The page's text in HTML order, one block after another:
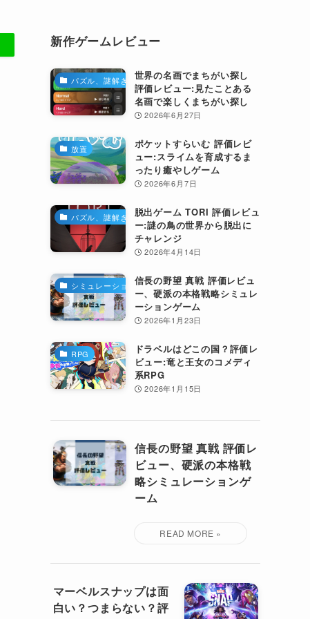
新作ゲームレビュー
パズル、謎解き
世界の名画でまちがい探し
評価レビュー:見たことある
名画で楽しくまちがい探し
2026年6月27日
放置
ポケットすらいむ 評価レビ
ュー:スライムを育成するま
ったり癒やしゲーム
2026年6月7日
パズル、謎解き
脱出ゲーム TORI 評価レビュ
ー:謎の鳥の世界から脱出に
チャレンジ
2026年4月14日
シミュレーション信長の野望 真戦 評価レビュ
ー、硬派の本格戦略シミュレ
ーションゲーム
2026年1月23日
RPG
ドラベルはどこの国？評価レ
ビュー:竜と王女のコメディ
系RPG
2026年1月15日
信長の野望 真戦 評価レ
ビュー、硬派の本格戦
略シミュレーションゲ
ーム
マーベルスナップは面
白い？つまらない？評